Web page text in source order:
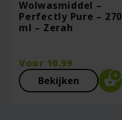
Wolwasmiddel –
Perfectly Pure – 270
ml – Zerah
Voor 10.99
Bekijken